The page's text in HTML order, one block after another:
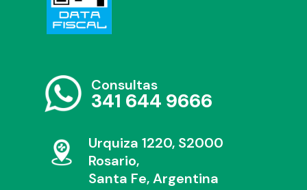
Consultas
341 644 9666
Urquiza 1220, S2000
Rosario,
Santa Fe, Argentina